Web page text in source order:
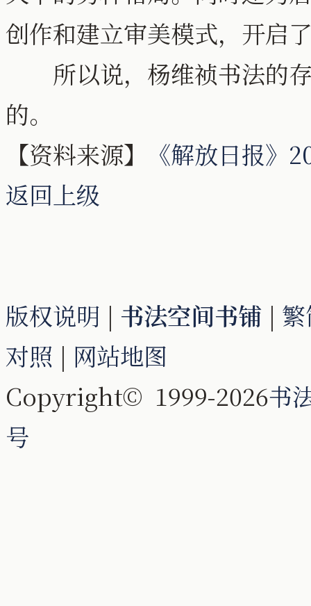
创作和建立审美模式，开启
所以说，杨维祯书法的存
的。
【资料来源】
《解放日报》
返回上级
版权说明 | 书法空间书铺 |
对照 | 网站地图
Copyright© 1999-2026书
号